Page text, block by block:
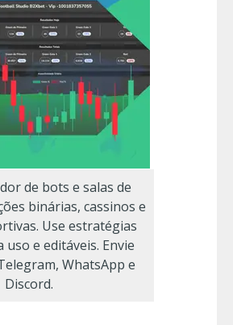
de bots e salas de
binárias, cassinos e
Use estratégias
e editáveis. Envie
WhatsApp e
Discord.